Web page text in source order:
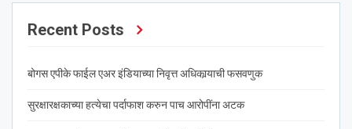
Recent Posts
बोगस एपीके फाईल एअर इंडियाच्या निवृत्त अधिकार्‍याची फसवणुक
सुरक्षारक्षकाच्या हत्येचा पर्दाफाश करुन पाच आरोपींना अटक